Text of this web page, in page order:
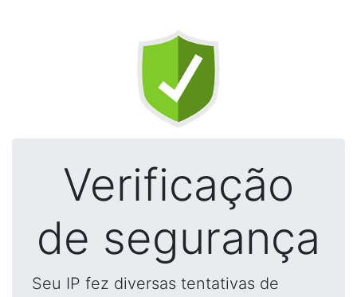
Verificação
de segurança
Seu IP fez diversas tentativas de